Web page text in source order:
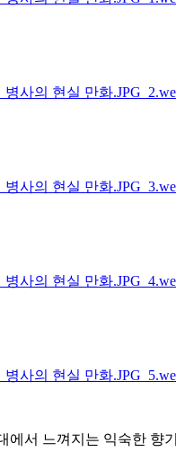
에서 느껴지는 익숙한 향기